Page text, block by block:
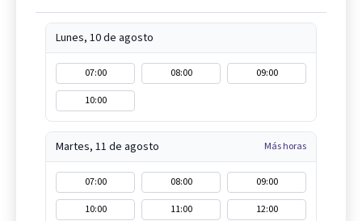
Lunes, 10 de agosto
07:00 08:00
09:00
10:00
Martes, 11 de agosto Más horas
07:00 08:00
09:00
10:00
11:00 12:00